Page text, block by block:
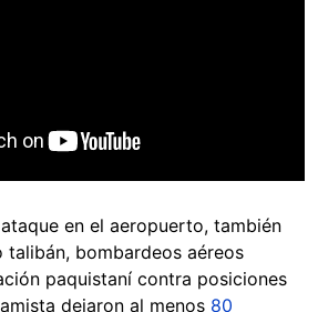
en el aeropuerto, también
bombardeos aéreos
paquistaní contra posiciones
dejaron al menos 80